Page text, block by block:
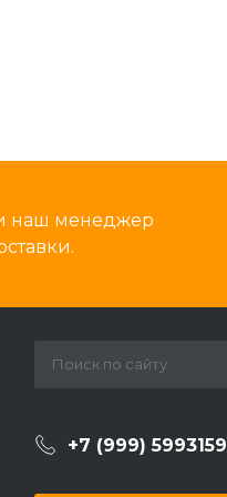
наш менеджер
+7 (999) 5993159